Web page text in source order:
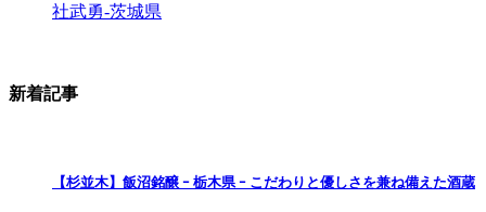
社武勇‐茨城県
新着記事
【杉並木】飯沼銘醸 ｰ 栃木県 ｰ こだわりと優しさを兼ね備えた酒蔵